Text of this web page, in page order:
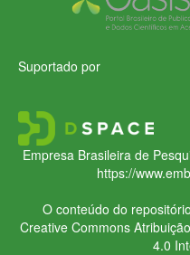
Suportado por
Empresa Brasileira de
https://
O conteúdo do
Creative Commons
4.0